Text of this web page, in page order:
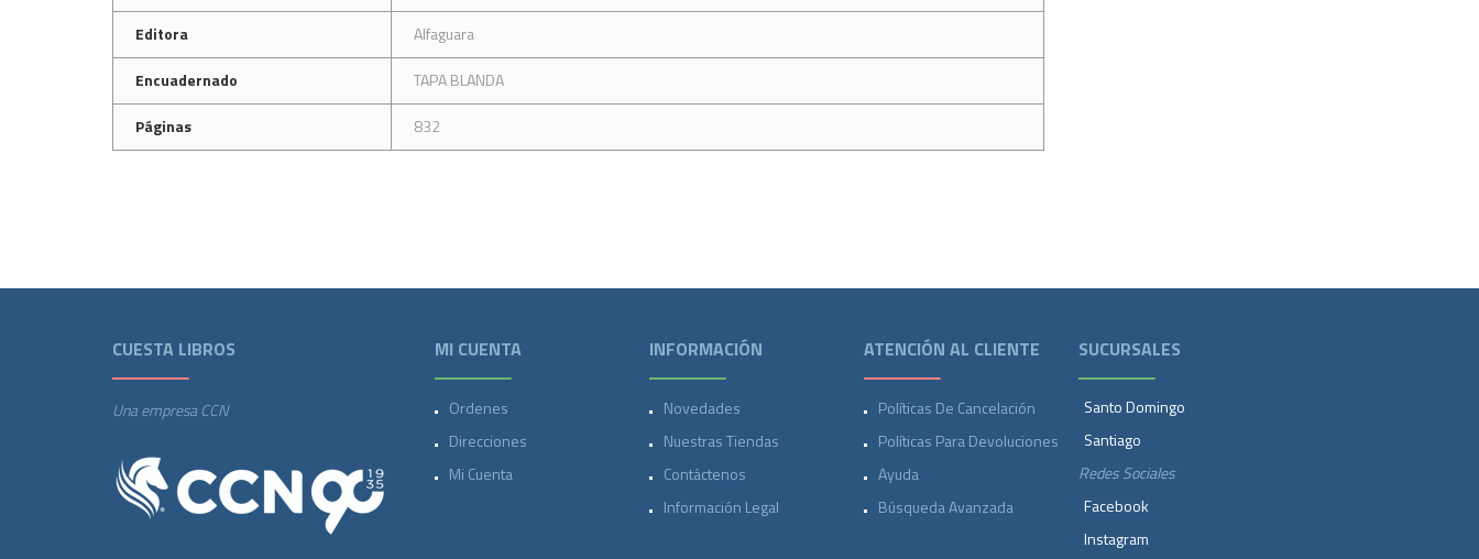
Editora
Alfaguara
Encuadernado
TAPA BLANDA
Páginas
832
CUESTA LIBROS
Una empresa CCN
MI CUENTA
Ordenes
Direcciones
Mi Cuenta
INFORMACIÓN
Novedades
Nuestras Tiendas
Contáctenos
Información Legal
ATENCIÓN AL CLIENTE
Políticas De Cancelación
Políticas Para Devoluciones
Ayuda
Búsqueda Avanzada
SUCURSALES
Santo Domingo
Santiago
Redes Sociales
Facebook
Instagram